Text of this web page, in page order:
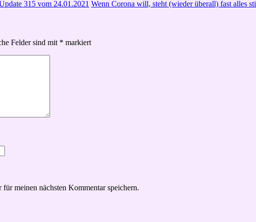
315 vom 24.01.2021 Wenn Corona will, steht (wieder überall) fast alles
Felder sind mit * markiert
meinen nächsten Kommentar speichern.